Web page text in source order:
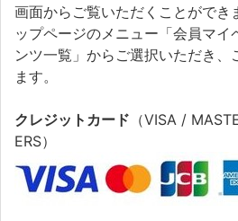
画面からご覧いただくことができ
ップページのメニュー「会員マイ
ンツ一覧」からご選択いただき、
ます。
クレジットカード （VISA /
ERS）